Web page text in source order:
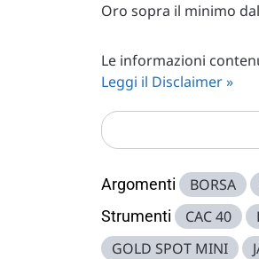
Oro sopra il minimo
Le informazioni
Leggi il Disclaimer »
Argomenti BORSA
Strumenti CAC 40
GOLD SPOT MINI